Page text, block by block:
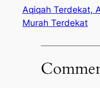
Aqiqah Terdekat,
Murah Terdekat